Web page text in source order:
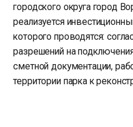
городского округа город
реализуется
которого проводятся:
разрешений на
сметной документации,
территории парка к